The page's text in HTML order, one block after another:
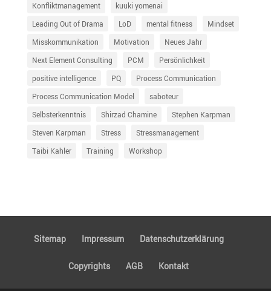
Konfliktmanagement
kuuki yomenai
Leading Out of Drama
LoD mental fitness
Mindset
Misskommunikation
Motivation
Neues Jahr
Next Element Consulting
PCM
Persönlichkeit
positive intelligence
PQ
Process Communication
Process Communication Model
saboteur
Selbsterkenntnis
Shirzad Chamine
Stephen Karpman
Steven Karpman
Stress
Stressmanagement
Taibi Kahler
Training Workshop
Sitemap Impressum Daten­schutz­er­klä­rung
Copyrights AGB Kontakt